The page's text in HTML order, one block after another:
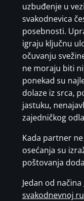
uzbuđenje u
svakodnevica
posebnosti.
igraju ključnu
očuvanju
ne moraju biti
ponekad su
dolaze iz srca,
jastuku,
zajedničkog
Kada partner
osećanja su
poštovanja
Jedan od načina
svakodnevnoj